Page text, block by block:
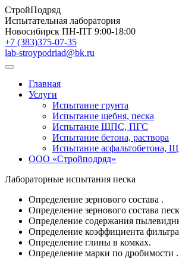
СтройПодряд
Испытательная лаборатория
Новосибирск ПН-ПТ 9:00-18:00
+7 (383)375-07-35
lab-stroypodriad@bk.ru
Главная
Услуги
Испытание грунта
Испытание щебня, песка
Испытание ЩПС, ПГС
Испытание бетона, раствора
Испытание асфальтобетона,
ООО «Стройподряд»
Лабораторные испытания песка
Определение зернового состава .
Определение зернового состава
Определение содержания
Определение коэффициента
Определение глины в комках.
Определение марки по дробимости .